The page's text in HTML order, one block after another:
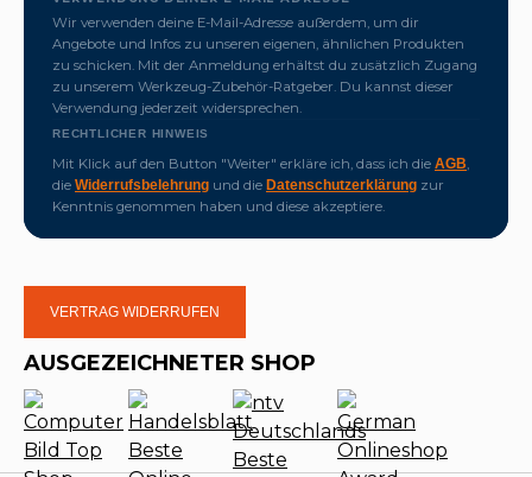
Wir verwenden deine E-Mail-Adresse außerdem, um dir
Angebote und Infos zu unseren eigenen, ähnlichen Produkten
zu schicken. Mit der Anmeldung erhältst du zusätzlich Zugang
zu unserem Werkzeug-Zubehör-Ratgeber. Du kannst dieser
Verwendung jederzeit widersprechen.
RECHTLICHER HINWEIS
Mit Klick auf den Button "Weiter" erkläre ich, dass ich die AGB
die Widerrufsbelehrung und die Datenschutzerklärung zur
Kenntnis genommen haben und diese akzeptiere.
VERTRAG WIDERRUFEN
AUSGEZEICHNETER SHOP